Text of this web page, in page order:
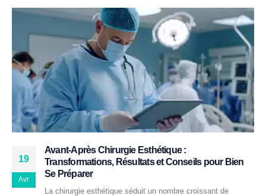
19
Avr
Avant-Après Chirurgie Esthétique :
Transformations, Résultats et Conseils pour Bien
Se Préparer
La chirurgie esthétique séduit un nombre croissant de